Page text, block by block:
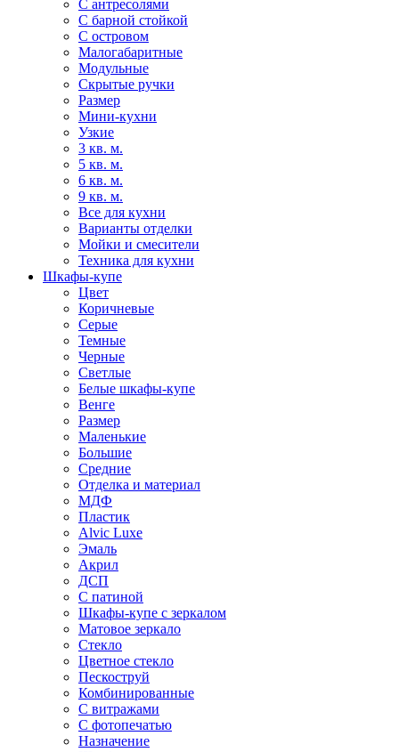
С антресолями
С барной стойкой
С островом
Малогабаритные
Модульные
Скрытые ручки
Размер
Мини-кухни
Узкие
3 кв. м.
5 кв. м.
6 кв. м.
9 кв. м.
Все для кухни
Варианты отделки
Мойки и смесители
Техника для кухни
Шкафы-купе
Цвет
Коричневые
Серые
Темные
Черные
Светлые
Белые шкафы-купе
Венге
Размер
Маленькие
Большие
Средние
Отделка и материал
МДФ
Пластик
Alvic Luxe
Эмаль
Акрил
ДСП
С патиной
Шкафы-купе с зеркалом
Матовое зеркало
Стекло
Цветное стекло
Пескоструй
Комбинированные
С витражами
С фотопечатью
Назначение